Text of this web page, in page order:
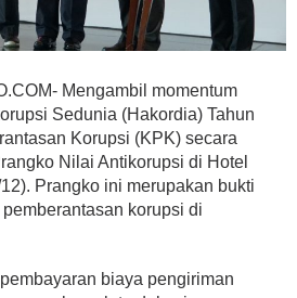
Mengambil momentum
Sedunia (Hakordia) Tahun
Korupsi (KPK) secara
Nilai Antikorupsi di Hotel
Prangko ini merupakan bukti
korupsi di
biaya pengiriman